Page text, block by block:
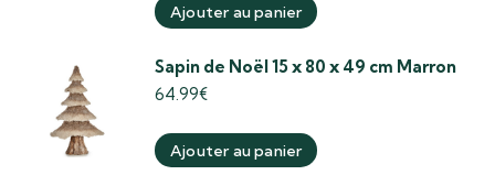
Ajouter au panier
Sapin de Noël 15 x 80 x 49 cm Marron
64.99€
Ajouter au panier